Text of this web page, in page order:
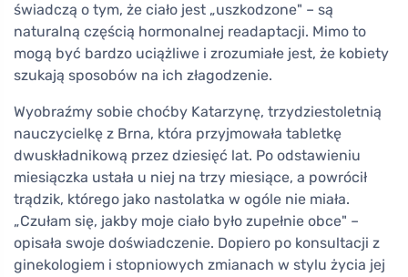
świadczą o tym, że ciało jest „uszkodzone" – są
naturalną częścią hormonalnej readaptacji. Mimo to
mogą być bardzo uciążliwe i zrozumiałe jest, że kobiety
szukają sposobów na ich złagodzenie.
Wyobraźmy sobie choćby Katarzynę, trzydziestoletnią
nauczycielkę z Brna, która przyjmowała tabletkę
dwuskładnikową przez dziesięć lat. Po odstawieniu
miesiączka ustała u niej na trzy miesiące, a powrócił
trądzik, którego jako nastolatka w ogóle nie miała.
„Czułam się, jakby moje ciało było zupełnie obce" –
opisała swoje doświadczenie. Dopiero po konsultacji z
ginekologiem i stopniowych zmianach w stylu życia jej